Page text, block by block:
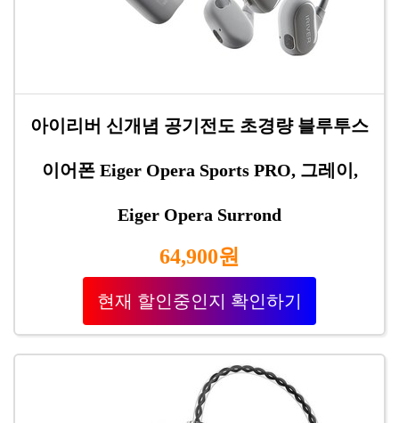
아이리버 신개념 공기전도 초경량 블루투스
이어폰 Eiger Opera Sports PRO, 그레이,
Eiger Opera Surrond
64,900원
현재 할인중인지 확인하기